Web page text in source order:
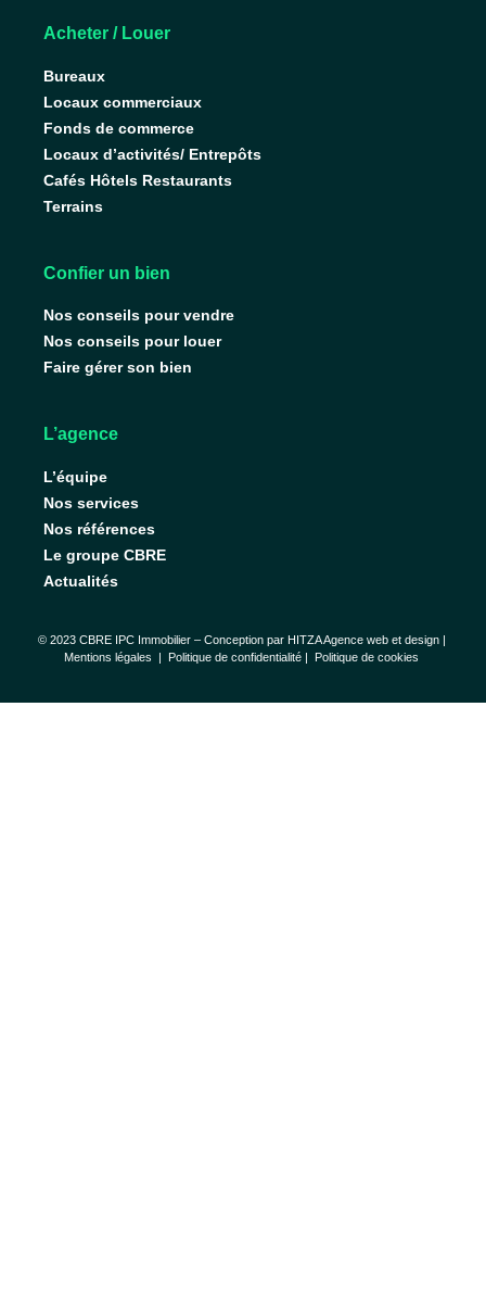
Acheter / Louer
Bureaux
Locaux commerciaux
Fonds de commerce
Locaux d’activités/ Entrepôts
Cafés Hôtels Restaurants
Terrains
Confier un bien
Nos conseils pour vendre
Nos conseils pour louer
Faire gérer son bien
L’agence
L’équipe
Nos services
Nos références
Le groupe CBRE
Actualités
© 2023 CBRE IPC Immobilier – Conception par HITZA Agence web et design|
Mentions légales | Politique de confidentialité | Politique de cookies